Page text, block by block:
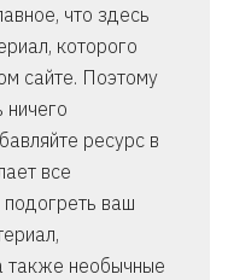
что здесь
которого
сайте. Поэтому
ничего
ресурс в
все
ваш
также необычные